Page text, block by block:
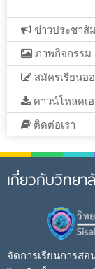
ข่าวประชาสั
ภาพกิจกรรม
สมัครเรียนอ
ดาวน์โหลดเ
ติดต่อเรา
เกี่ยวกับวิทยา
จัดการเรียนการส